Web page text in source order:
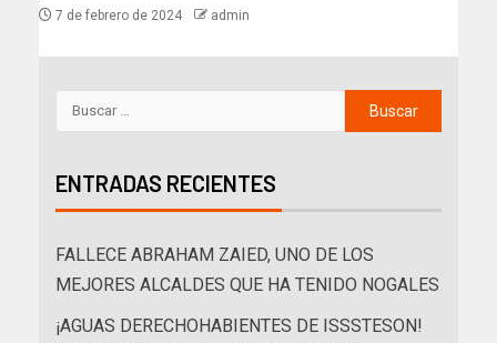
7 de febrero de 2024 admin
ENTRADAS RECIENTES
FALLECE ABRAHAM ZAIED, UNO DE LOS
MEJORES ALCALDES QUE HA TENIDO NOGALES
¡AGUAS DERECHOHABIENTES DE ISSSTESON!